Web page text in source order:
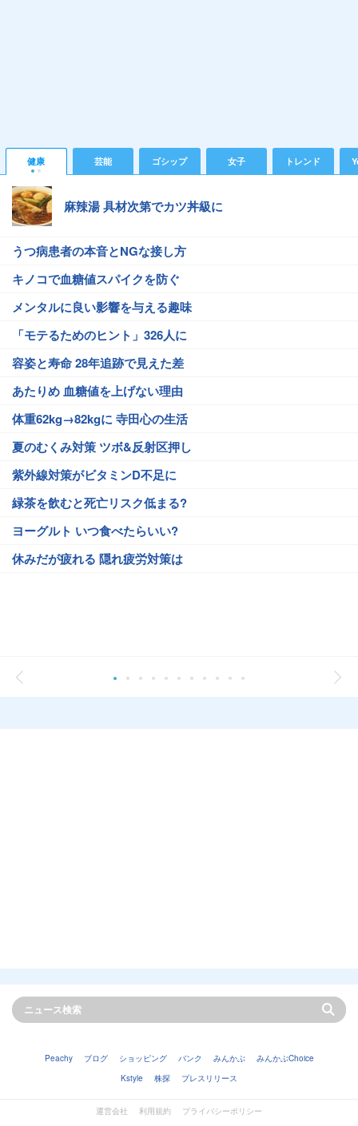
健康 芸能 ゴシップ 女子 トレンド
麻辣湯 具材次第でカツ丼級に
うつ病患者の本音とNGな接し方
キノコで血糖値スパイクを防ぐ
メンタルに良い影響を与える趣味
「モテるためのヒント」326人に
容姿と寿命 28年追跡で見えた差
あたりめ 血糖値を上げない理由
体重62kg→82kgに 寺田心の生活
夏のむくみ対策 ツボ&反射区押し
紫外線対策がビタミンD不足に
緑茶を飲むと死亡リスク低まる?
ヨーグルト いつ食べたらいい?
休みだが疲れる 隠れ疲労対策は
Peachy ブログ ショッピング バンク みんかぶ
みんかぶChoice
Kstyle
株探 プレスリリース
運営会社 利用規約
プライバシーポリシー